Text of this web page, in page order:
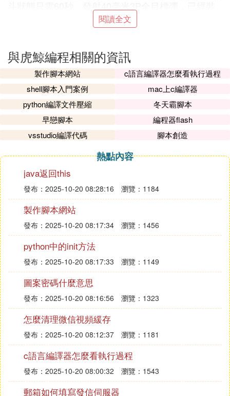
備瑞典海軍岸防炮兵。
CV90是瑞典最先進的履帶式裝甲車族。博福斯公司
米牽引高炮發展而成，是西方現役步兵戰車中口徑最
大的火炮。其炮重615克，可配用尾翼穩定脫殼穿甲
彈、預制破片榴彈、曳光多用途彈和曳光訓練彈，供
彈方式由4發彈匣頂部供彈改為彈倉供彈。其炮口初
速為1025米/秒，既能對付裝甲和非裝甲目標，也能
對付飛機和直升機。尾翼穩定脫殼穿甲彈採用鎢合金
彈芯，長徑比大於15，炮口初速1600米/秒，在1500
對付主戰坦克，但從後、側面打擊輕型坦克和步兵戰
車卻是綽綽有餘的。
57毫米MK3是一種數字化遙控艦炮，採用重13噸的
隱形炮塔，在排水量150噸以上的艦艇(比如馬來西亞
新近裝備的F-2000型護衛艦)都可以安裝。MK3能發
射57毫米3P彈，全自動裝填系統備彈120發，最大射
速220發/分，射程17千米。測速雷達能精確測定炮彈
出膛速度，由電腦設定爆炸模式。
最新改進的40毫米MK3全自動艦炮系統既可作為大型
艦艇的防空火炮，也可作為小型艦艇的主炮。它採用
40毫米3P彈，彈丸初速1100米/秒，射速330發/分，
最大射程12500米。炮塔採用鋁合金材料，以降低電
磁特徵，也可人工操縱。
彈葯
3P彈葯是博福斯公司的獨創，有40毫米和57毫米2種
口徑。其引信可設定為6種工作模式，包括對付導
彈、飛機和直升機等小型目標的近炸模式，對付運輸
機和大型直升機的撞擊優先延遲近炸模式，供無編程
裝置的火炮使用的連續近炸模式，對付地面目標的延
閱讀全文
與虎鯨編程相關的資訊
製作腳本網站
c語言編譯器怎麼看執行過程
shell腳本入門案例
mac上c編譯器
python編譯文件壓縮
冬天霸腳本
早戀腳本
編程器flash
vsstudio編譯代碼
腳本創造
熱點內容
java返回this
發布：2025-10-20 08:28:16 瀏覽：1184
製作腳本網站
發布：2025-10-20 08:17:34 瀏覽：1456
python中的init方法
發布：2025-10-20 08:17:33 瀏覽：1149
圖案密碼什麼意思
發布：2025-10-20 08:16:56 瀏覽：1323
怎麼清理微信視頻緩存
發布：2025-10-20 08:12:37 瀏覽：1181
c語言編譯器怎麼看執行過程
發布：2025-10-20 08:00:32 瀏覽：1543
郵箱如何填寫發信伺服器